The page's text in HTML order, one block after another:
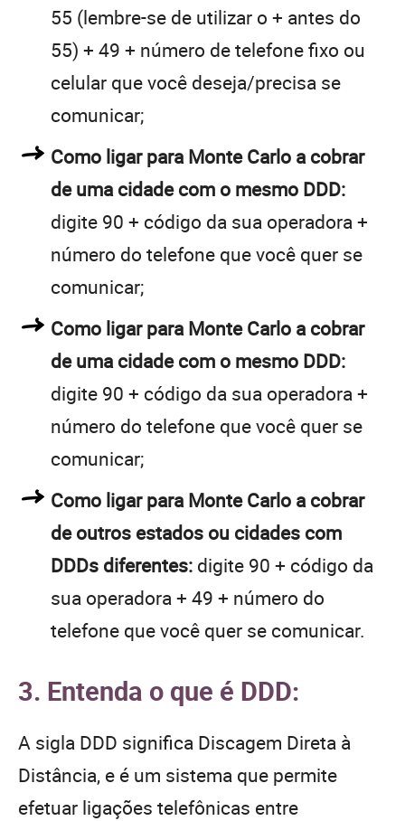
55 (lembre-se de utilizar o + antes do
55) + 49 + número de telefone fixo ou
celular que você deseja/precisa se
comunicar;
Como ligar para Monte Carlo a cobrar
de uma cidade com o mesmo DDD:
digite 90 + código da sua operadora +
número do telefone que você quer se
comunicar;
Como ligar para Monte Carlo a cobrar
de uma cidade com o mesmo DDD:
digite 90 + código da sua operadora +
número do telefone que você quer se
comunicar;
Como ligar para Monte Carlo a cobrar
de outros estados ou cidades com
DDDs diferentes: digite 90 + código da
sua operadora + 49 + número do
telefone que você quer se comunicar.
3. Entenda o que é DDD:
A sigla DDD significa Discagem Direta à
Distância, e é um sistema que permite
efetuar ligações telefônicas entre